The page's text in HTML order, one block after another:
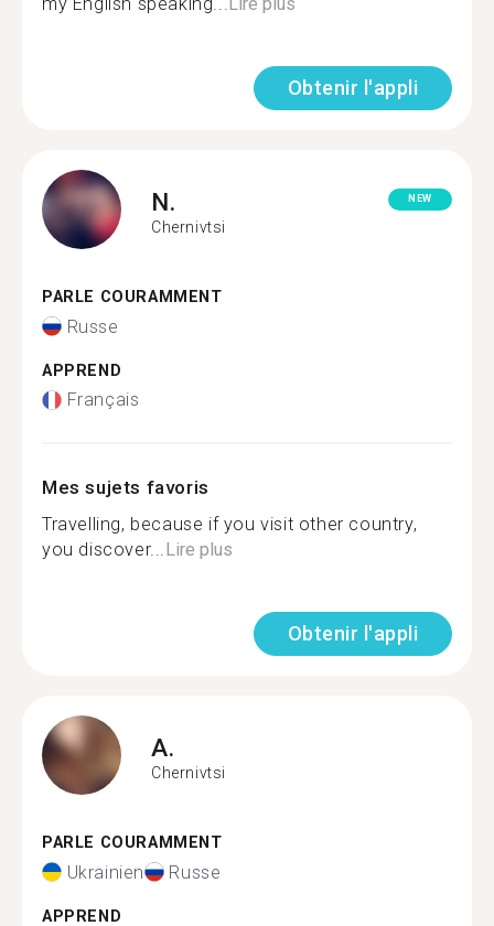
Obtenir l'appli
N.
Chernivtsi
NEW
PARLE COURAMMENT
Russe
APPREND
Français
Mes sujets favoris
Travelling, because if you visit other country,
you discover...Lire plus
Obtenir l'appli
A.
Chernivtsi
PARLE COURAMMENT
Ukrainien Russe
APPREND